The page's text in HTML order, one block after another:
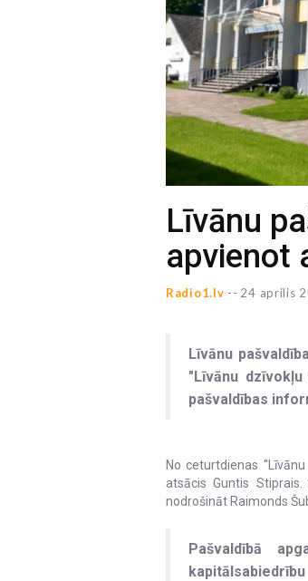
Līvānu
apvienot
Radio1.lv -- 24 aprilis
Līvānu
"Līvānu
pašvaldības
No ceturtdienas
atsācis Guntis
nodrošināt Raimonds
Pašvaldībā